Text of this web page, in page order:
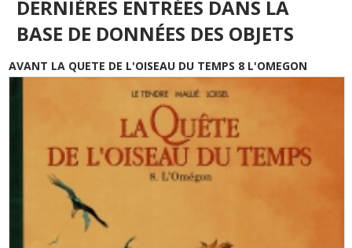
DERNIÈRES ENTRÉES DANS LA
BASE DE DONNÉES DES OBJETS
AVANT LA QUETE DE L'OISEAU DU TEMPS 8 L'OMEGON